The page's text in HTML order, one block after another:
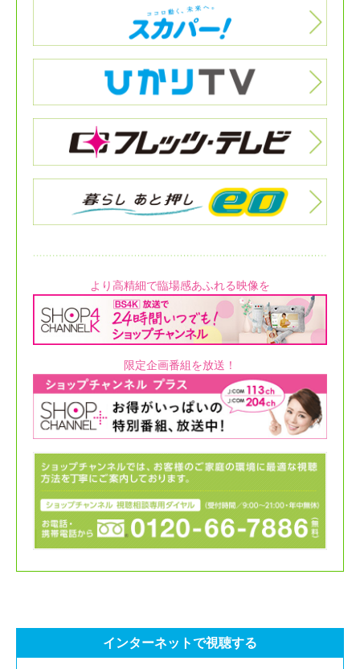
より高精細で臨場感あふれる映像を
限定企画番組を放送！
インターネットで視聴する